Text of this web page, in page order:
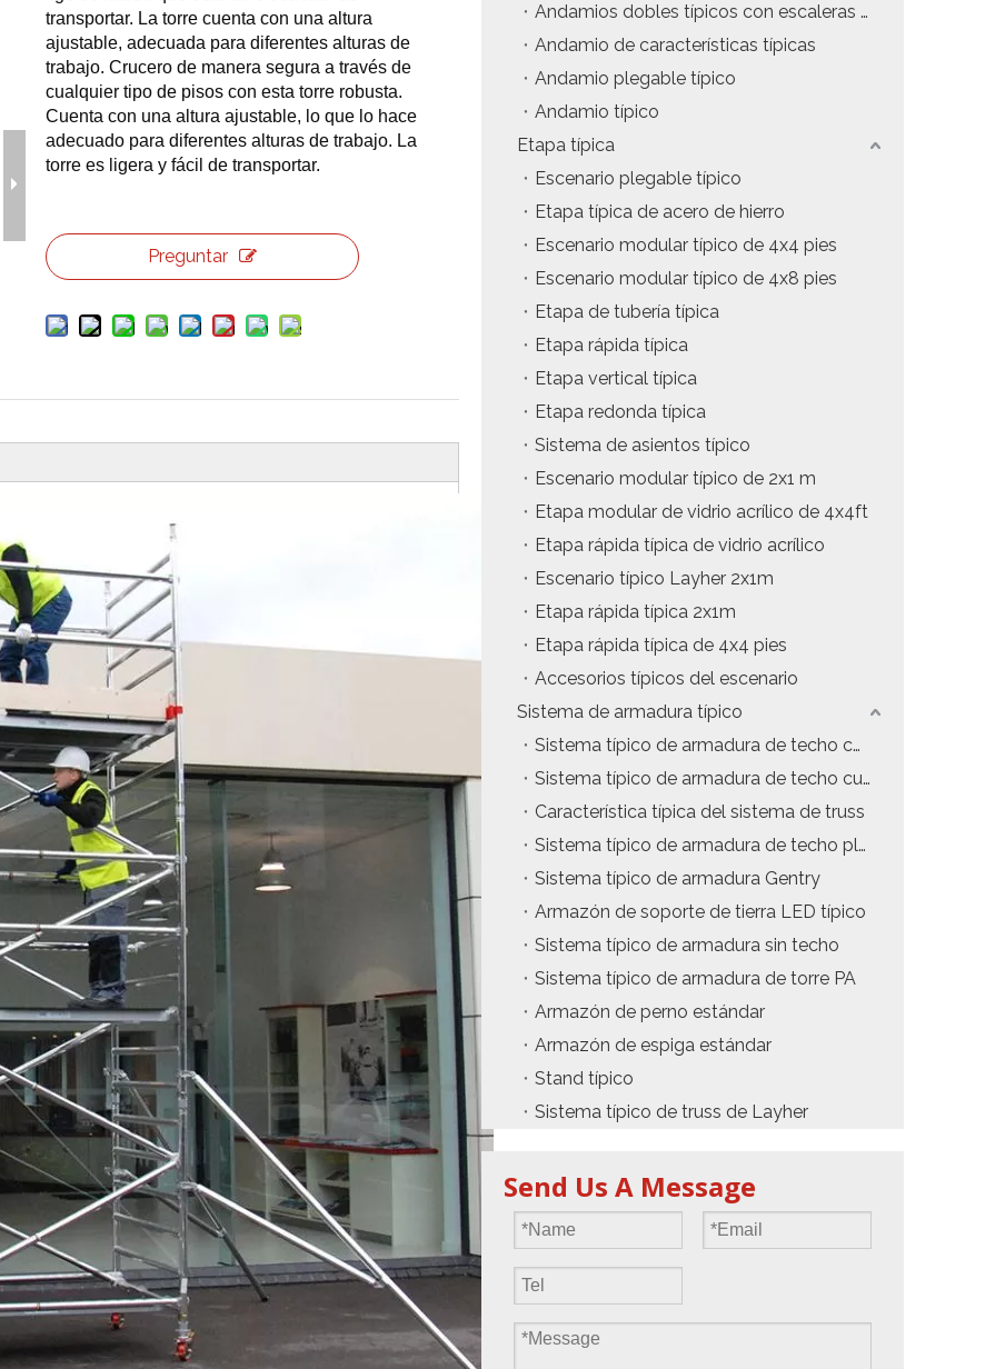
y accesorios de escenarioCaja de embalaje para eventos
Joyería para eventos de boda
Precio del estuche de vuelo
Precio de la maquinaria de escenario
Precio de la carpa para eventos
Precio del andamio de aluminio
producto tipico
transportar. La torre cuenta con una altura
ajustable, adecuada para diferentes alturas de
trabajo. Crucero de manera segura a través de
cualquier tipo de pisos con esta torre robusta.
Cuenta con una altura ajustable, lo que lo hace
adecuado para diferentes alturas de trabajo. La
torre es ligera y fácil de transportar.
Preguntar
Andamios dobles típicos con escaleras de inclinación
Andamio de características típicas
Andamio plegable típico
Andamio típico
Etapa típica
Escenario plegable típico
Etapa típica de acero de hierro
Escenario modular típico de 4x4 pies
Escenario modular típico de 4x8 pies
Etapa de tubería típica
Etapa rápida típica
Etapa vertical típica
Etapa redonda típica
Sistema de asientos típico
Escenario modular típico de 2x1 m
Etapa modular de vidrio acrílico de 4x4ft
Etapa rápida típica de vidrio acrílico
Escenario típico Layher 2x1m
Etapa rápida típica 2x1m
Etapa rápida típica de 4x4 pies
Accesorios típicos del escenario
Sistema de armadura típico
Sistema típico de armadura de techo con estructura en A
Sistema típico de armadura de techo curvo
Característica típica del sistema de truss
Sistema típico de armadura de techo plano
Sistema típico de armadura Gentry
Armazón de soporte de tierra LED típico
Sistema típico de armadura sin techo
Sistema típico de armadura de torre PA
Armazón de perno estándar
Armazón de espiga estándar
Stand típico
Sistema típico de truss de Layher
Send Us A Message